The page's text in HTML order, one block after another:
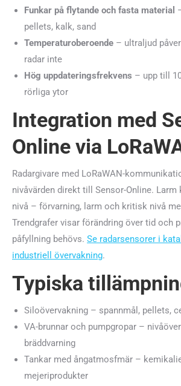
Funkar på flytande och fasta material
pellets, kalk, sand
Temperaturoberoende – ultraljud
radar inte
Hög uppdateringsfrekvens – upp till
rörliga ytor
Integration med
Online via
Radargivare med LoRaWAN-
nivåvärden direkt till Sensor-Online. Larm
nivå – förvarning, larm och kritisk nivå
Trendgrafer visar förändring över tid och
påfyllning behövs. Se radarsensorer i
industriell övervakning.
Typiska
Siloövervakning – spannmål, pellets,
VA-brunnar och pumpgropar –
bräddvarning
Tankar med ångatmosfmär –
mejeriprodukter